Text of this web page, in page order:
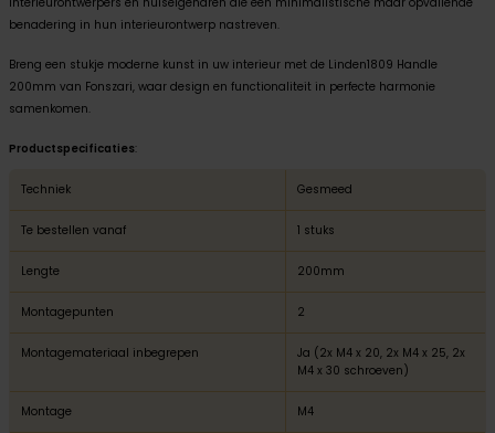
benadering in hun interieurontwerp nastreven.
Breng een stukje moderne kunst in uw interieur met de Linden1809 Handle
200mm van Fonszari, waar design en functionaliteit in perfecte harmonie
samenkomen.
Productspecificaties:
Techniek Gesmeed
Te bestellen vanaf 1 stuks
Lengte 200mm
Montagepunten 2
Montagemateriaal inbegrepen
Ja (2x M4 x 20, 2x M4 x 25, 2x
M4 x 30 schroeven)
Montage M4